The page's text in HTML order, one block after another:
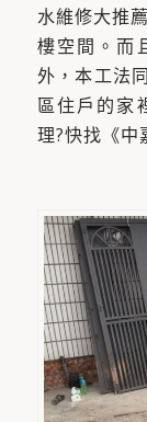
水維修大推
樓空間。而
外，本工法
區住戶的家
理?快找《中